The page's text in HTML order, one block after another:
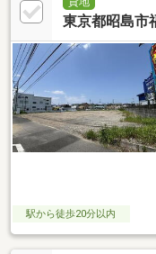
東京都昭島市
駅から徒歩20分以内